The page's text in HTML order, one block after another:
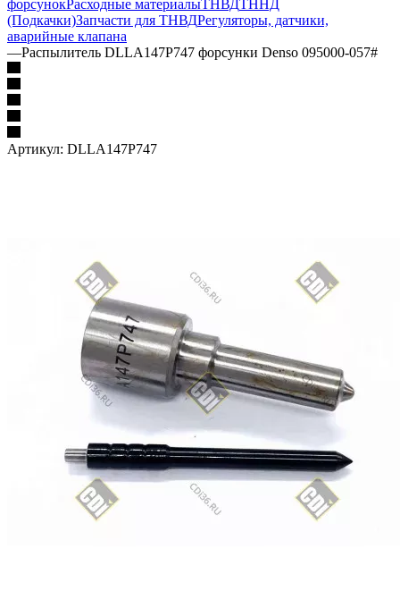
форсунокРасходные материалыТНВД ТННД
(Подкачки)Запчасти для ТНВДРегуляторы, датчики,
аварийные клапана
—Распылитель DLLA147P747 форсунки Denso 095000-057#
Артикул: DLLA147P747